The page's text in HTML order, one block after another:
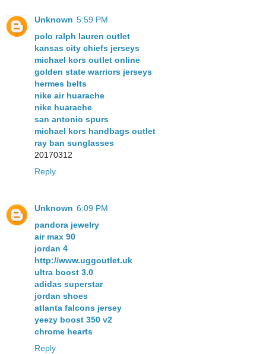
Unknown 5:59 PM
polo ralph lauren outlet
kansas city chiefs jerseys
michael kors outlet online
golden state warriors jerseys
hermes belts
nike air huarache
nike huarache
san antonio spurs
michael kors handbags outlet
ray ban sunglasses
20170312
Reply
Unknown 6:09 PM
pandora jewelry
air max 90
jordan 4
http://www.uggoutlet.uk
ultra boost 3.0
adidas superstar
jordan shoes
atlanta falcons jersey
yeezy boost 350 v2
chrome hearts
Reply